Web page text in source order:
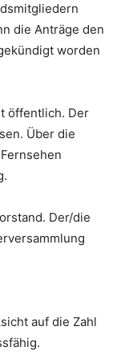
die Anträge den
worden
öffentlich. Der
Über die
Der/die
auf die Zahl